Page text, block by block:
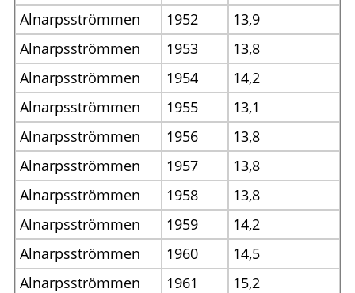
Alnarpsströmmen
1952
13,9
Alnarpsströmmen
1953
13,8
Alnarpsströmmen
1954
14,2
Alnarpsströmmen
1955
13,1
Alnarpsströmmen
1956
13,8
Alnarpsströmmen
1957
13,8
Alnarpsströmmen
1958
13,8
Alnarpsströmmen
1959
14,2
Alnarpsströmmen
1960
14,5
Alnarpsströmmen
1961
15,2